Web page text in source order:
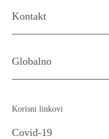
Kontakt
Globalno
Korisni linkovi
Covid-19